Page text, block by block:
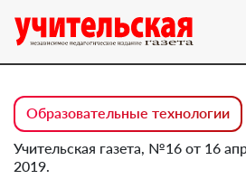
Образовательные технологии
Учительская газета, №16 от 16
2019.